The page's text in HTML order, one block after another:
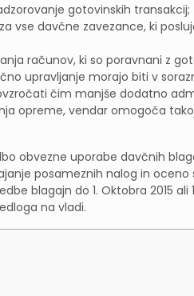
gotovinskih transakcij;
vse davčne zavezance, ki
računov, ki so poravnani z
upravljanje morajo biti v
čim manjše dodatno
opreme, vendar omogoča
obvezne uporabe davčnih
posameznih nalog in oceno
blagajn do 1. Oktobra 2015 ali
na vladi.